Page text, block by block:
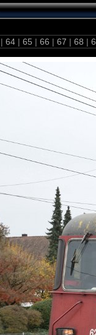
| 64 | 65 | 66 | 67 | 68 |